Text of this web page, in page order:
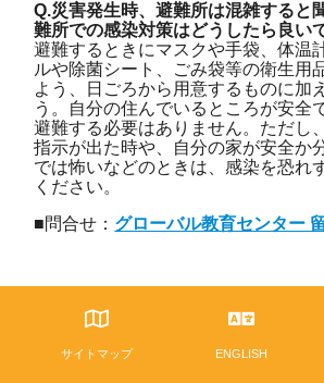
Q.災害発生時、避難所は混雑すると
難所での感染対策はどうしたら良い
避難するときにマスクや手袋、体温
ルや除菌シート、ごみ袋等の衛生用
よう、日ごろから用意するものに加
う。自分の住んでいるところが安全
避難する必要はありません。ただし
指示が出た時や、自分の家が安全か
では怖いなどのときは、感染を恐れ
ください。
■問合せ： グローバル教育センター
サイトマップ ENGLISH